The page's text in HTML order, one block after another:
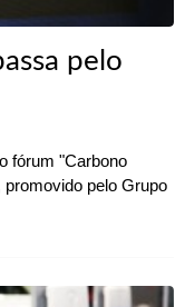
pelo
fórum "Carbono
pelo Grupo